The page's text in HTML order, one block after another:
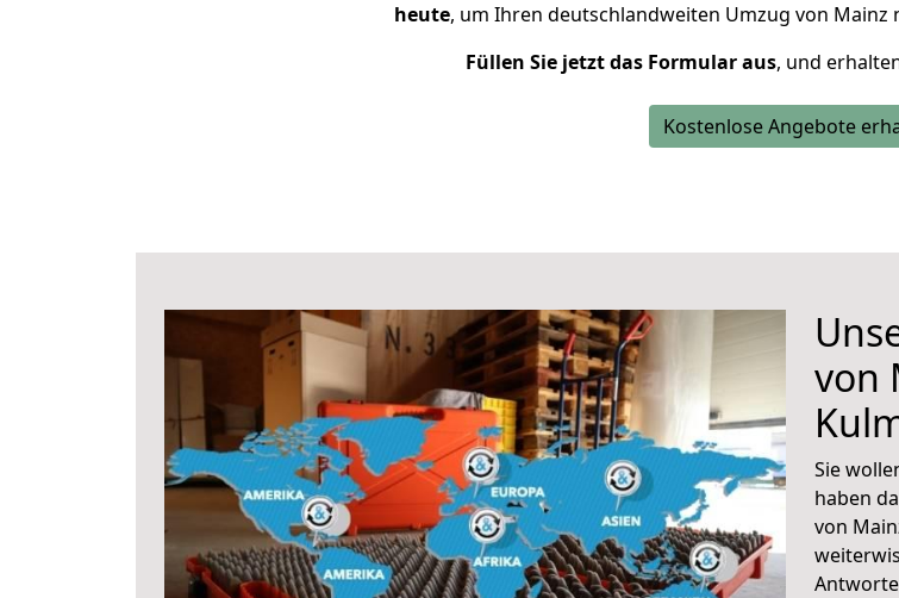
heute, um Ihren deutschlandweiten Umzug von Mainz
Füllen Sie jetzt das Formular aus, und
Kostenlose Angebote
von
Sie
haben
von